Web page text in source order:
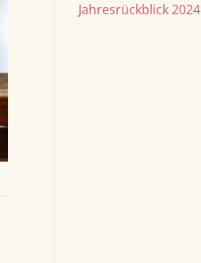
Jahresrückblick 2024